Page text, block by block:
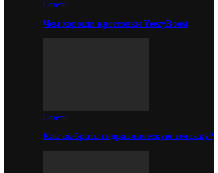
Советы
Чем хороши кроссовки YeezyBoost
Советы
Как выбрать гидравлическую тележку?